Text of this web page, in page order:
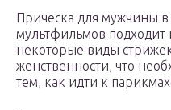
Прическа для мужчины в
мультфильмов
некоторые виды
женственности, что
тем, как идти к